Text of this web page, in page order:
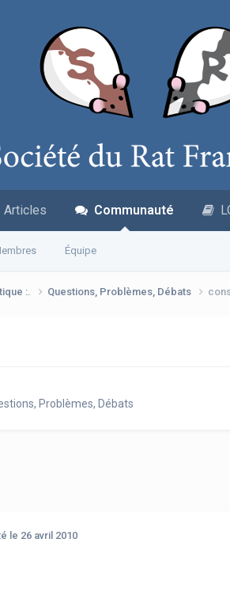
Articles Communauté
Équipe
:. Questions, Problèmes, Débats
Problèmes, Débats
le 26 avril 2010